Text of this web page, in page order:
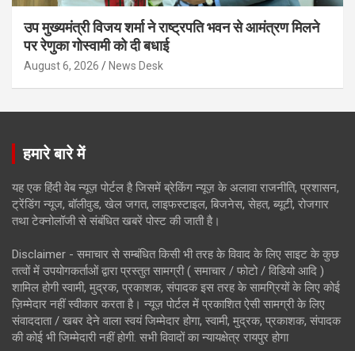
उप मुख्यमंत्री विजय शर्मा ने राष्ट्रपति भवन से आमंत्रण मिलने
पर रेणुका गोस्वामी को दी बधाई
August 6, 2026 News Desk
हमारे बारे में
यह एक हिंदी वेब न्यूज़ पोर्टल है जिसमें ब्रेकिंग न्यूज़ के अलावा राजनीति, प्रशासन,
ट्रेंडिंग न्यूज, बॉलीवुड, खेल जगत, लाइफस्टाइल, बिजनेस, सेहत, ब्यूटी, रोजगार
तथा टेक्नोलॉजी से संबंधित खबरें पोस्ट की जाती है।
Disclaimer - समाचार से सम्बंधित किसी भी तरह के विवाद के लिए साइट के कुछ
तत्वों में उपयोगकर्ताओं द्वारा प्रस्तुत सामग्री ( समाचार / फोटो / विडियो आदि )
शामिल होगी स्वामी, मुद्रक, प्रकाशक, संपादक इस तरह के सामग्रियों के लिए कोई
ज़िम्मेदार नहीं स्वीकार करता है। न्यूज़ पोर्टल में प्रकाशित ऐसी सामग्री के लिए
संवाददाता / खबर देने वाला स्वयं जिम्मेदार होगा, स्वामी, मुद्रक, प्रकाशक, संपादक
की कोई भी जिम्मेदारी नहीं होगी. सभी विवादों का न्यायक्षेत्र रायपुर होगा